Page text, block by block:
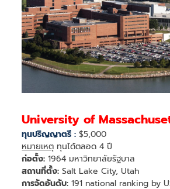
University of
ทุนปริญญาตรี : $5,000
หมายเหตุ ทุนได้ตลอด 4 ปี
ก่อตั้ง: 1964 มหาวิทยาลัยรัฐบาล
สถานที่ตั้ง: Salt Lake City, Utah
การจัดอันดับ: 191 national ranking by